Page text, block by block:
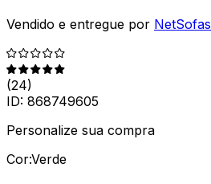
Vendido e entregue por NetSofas
(24)
ID: 868749605
Personalize sua compra
Cor:Verde